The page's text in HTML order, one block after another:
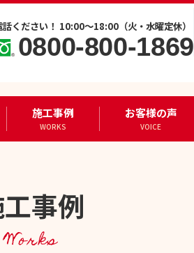
話ください！ 10:00～18:00（火・水曜定休）
0800-800-1869
施工事例
WORKS
お客様の声
VOICE
事例
Works